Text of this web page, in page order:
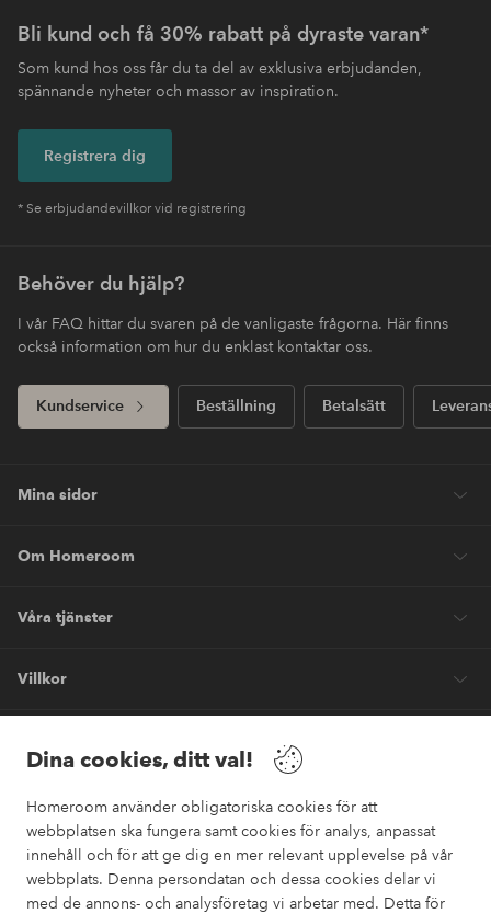
Dina cookies, ditt val!
Homeroom använder obligatoriska cookies för att
webbplatsen ska fungera samt cookies för analys, anpassat
innehåll och för att ge dig en mer relevant upplevelse på vår
webbplats. Denna persondatan och dessa cookies delar vi
med de annons- och analysföretag vi arbetar med. Detta för
Bli kund och få 30% rabatt på dyraste varan*
Som kund hos oss får du ta del av exklusiva erbjudanden,
spännande nyheter och massor av inspiration.
Registrera dig
* Se erbjudandevillkor vid registrering
Behöver du hjälp?
I vår FAQ hittar du svaren på de vanligaste frågorna. Här finns
också information om hur du enklast kontaktar oss.
Kundservice Beställning Betalsätt
Mina sidor
Om Homeroom
Våra tjänster
Villkor
Säkra betalningar